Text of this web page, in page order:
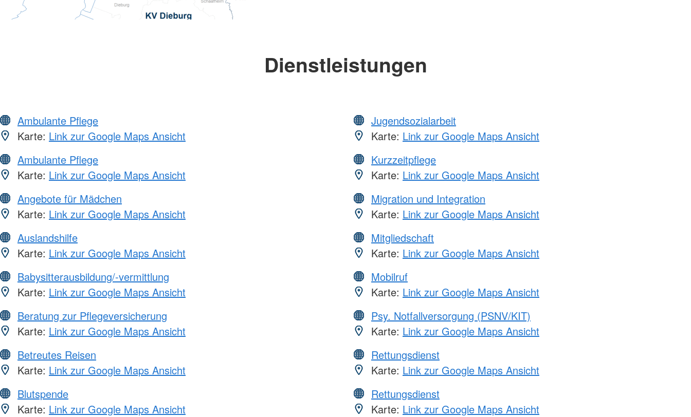
Dienstleistungen
Ambulante Pflege
Karte: Link zur Google Maps Ansicht
Ambulante Pflege
Karte: Link zur Google Maps Ansicht
Angebote für Mädchen
Karte: Link zur Google Maps Ansicht
Auslandshilfe
Karte: Link zur Google Maps Ansicht
Babysitterausbildung/-vermittlung
Karte: Link zur Google Maps Ansicht
Beratung zur Pflegeversicherung
Karte: Link zur Google Maps Ansicht
Betreutes Reisen
Karte: Link zur Google Maps Ansicht
Blutspende
Karte: Link zur Google Maps Ansicht
Jugendsozialarbeit
Karte: Link zur Google Maps Ansicht
Kurzzeitpflege
Karte: Link zur Google Maps Ansicht
Migration und Integration
Karte: Link zur Google Maps Ansicht
Mitgliedschaft
Karte: Link zur Google Maps Ansicht
Mobilruf
Karte: Link zur Google Maps Ansicht
Psy. Notfallversorgung (PSNV/KIT)
Karte: Link zur Google Maps Ansicht
Rettungsdienst
Karte: Link zur Google Maps Ansicht
Rettungsdienst
Karte: Link zur Google Maps Ansicht